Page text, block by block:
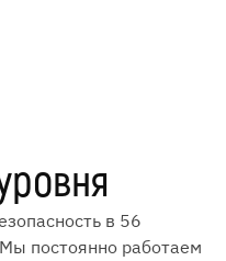
в 56
постоянно работаем